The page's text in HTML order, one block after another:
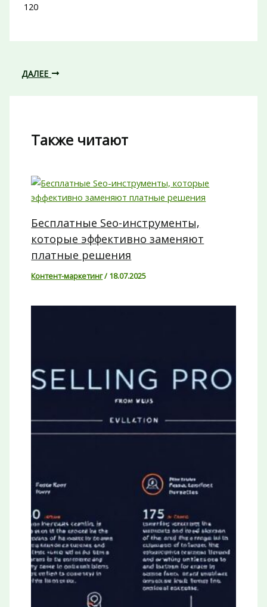
120
ДАЛЕЕ
Также читают
Бесплатные Seo-инструменты,
которые эффективно заменяют
платные решения
Контент-маркетинг/ 18.07.2025